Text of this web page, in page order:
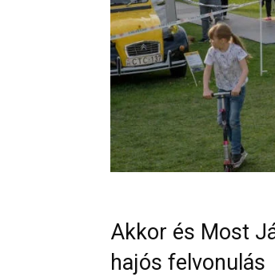
Akkor és Most
hajós felvonulás